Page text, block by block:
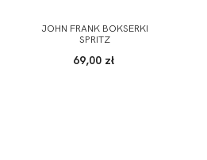
JOHN FRANK BOKSERKI
SPRITZ
69,00 zł